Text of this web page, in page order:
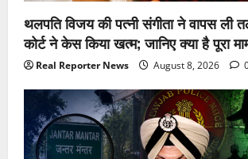
थलपति विजय की पत्नी संगीता ने वापस ली
कोर्ट ने केस किया खत्म; जानिए क्या है पूरा
Real Reporter News August 8, 2026